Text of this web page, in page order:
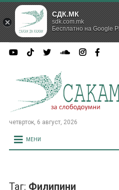
четврток, 6 август, 2026
МЕНИ
Таг: Филипини
СДК.МК
sdk.com.mk
Бесплатно на Google